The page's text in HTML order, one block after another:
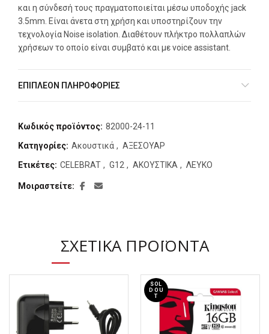
και η σύνδεσή τους πραγματοποιείται μέσω υποδοχής jack
3.5mm. Είναι άνετα στη χρήση και υποστηρίζουν την
τεχνολογία Noise isolation. Διαθέτουν πλήκτρο πολλαπλών
χρήσεων το οποίο είναι συμβατό και με voice assistant.
ΕΠΙΠΛΈΟΝ ΠΛΗΡΟΦΟΡΊΕΣ
Κωδικός προϊόντος: 82000-24-11
Κατηγορίες: Ακουστικά , ΑΞΕΣΟΥΑΡ
Ετικέτες: CELEBRAT , G12 , ΑΚΟΥΣΤΙΚΑ , ΛΕΥΚΟ
Μοιραστείτε
ΣΧΕΤΙΚΆ ΠΡΟΪΌΝΤΑ
SOL
D OU
T